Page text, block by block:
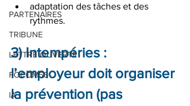
PARTENAIRES
TRIBUNE
LETTRE OUVERTE
FOCOM56
IA
adaptation des tâches et des
rythmes.
3) Intempéries :
l’employeur doit organiser
la prévention (pas